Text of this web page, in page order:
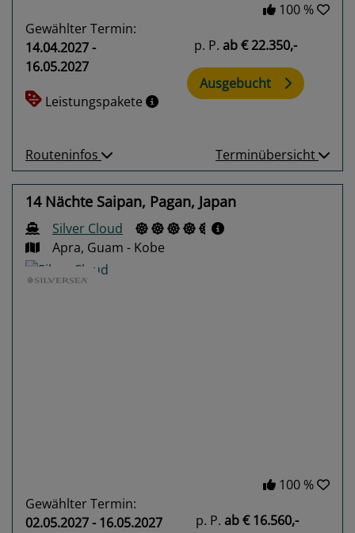
100 %
Gewählter Termin:
14.04.2027 -
16.05.2027
Leistungspakete
p. P. ab€ 22.350,-
Ausgebucht
Routeninfos Terminübersicht
14 Nächte Saipan, Pagan, Japan
Silver Cloud
Apra, Guam - Kobe
100 %
Gewählter Termin:
02.05.2027 - 16.05.2027
p. P. ab€ 16.560,-